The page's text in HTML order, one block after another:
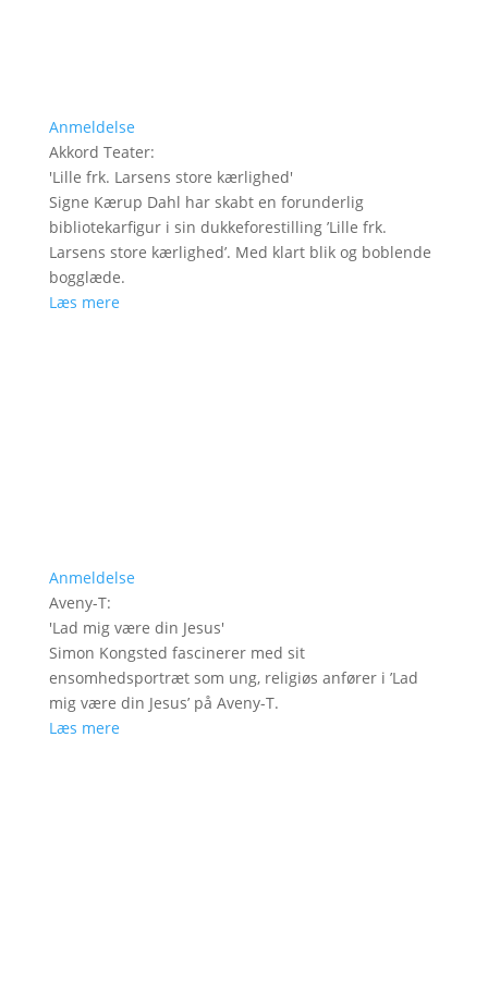
Anmeldelse
Akkord Teater:
'Lille frk. Larsens store kærlighed'
Signe Kærup Dahl har skabt en forunderlig
bibliotekarfigur i sin dukkeforestilling ’Lille frk.
Larsens store kærlighed’. Med klart blik og boblende
bogglæde.
Læs mere
Anmeldelse
Aveny-T:
'Lad mig være din Jesus'
Simon Kongsted fascinerer med sit
ensomhedsportræt som ung, religiøs anfører i ’Lad
mig være din Jesus’ på Aveny-T.
Læs mere